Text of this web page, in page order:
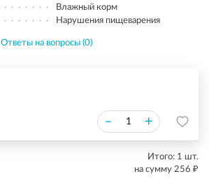
Влажный корм
Нарушения пищеварения
Ответы на вопросы (0)
– +
Итого: 1 шт.
на сумму 256 ₽